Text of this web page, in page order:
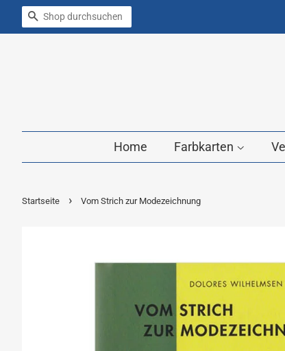
Suchen
Home Farbkarten
Startseite › Vom Strich zur Modezeichnung